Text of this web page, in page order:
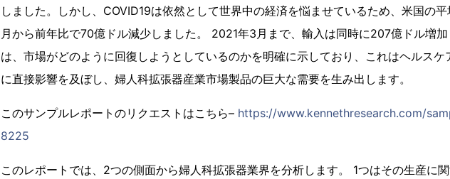
しました。しかし、COVID19は依然として世界中の経済を悩ませているため、米国の
月から前年比で70億ドル減少しました。 2021年3月まで、輸入は同時に207億ドル増
は、市場がどのように回復しようとしているのかを明確に示しており、これはヘルス
に直接影響を及ぼし、婦人科拡張器産業市場製品の巨大な需要を生み出します。
このサンプルレポートのリクエストはこちら– https://www.kennethresearch.com/
8225
このレポートでは、2つの側面から婦人科拡張器業界を分析します。 1つはその生産に関